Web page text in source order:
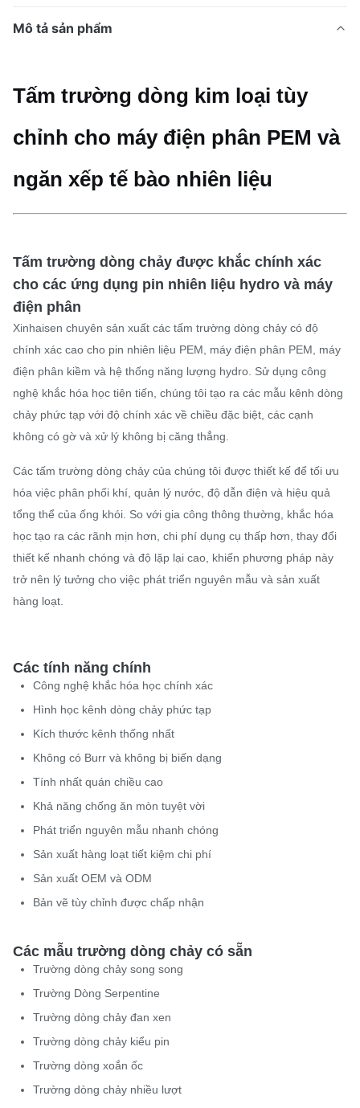
Mô tả sản phẩm
Tấm trường dòng kim loại tùy
chỉnh cho máy điện phân PEM và
ngăn xếp tế bào nhiên liệu
Tấm trường dòng chảy được khắc chính xác
cho các ứng dụng pin nhiên liệu hydro và máy
điện phân
Xinhaisen chuyên sản xuất các tấm trường dòng chảy có độ
chính xác cao cho pin nhiên liệu PEM, máy điện phân PEM, máy
điện phân kiềm và hệ thống năng lượng hydro. Sử dụng công
nghệ khắc hóa học tiên tiến, chúng tôi tạo ra các mẫu kênh dòng
chảy phức tạp với độ chính xác về chiều đặc biệt, các cạnh
không có gờ và xử lý không bị căng thẳng.
Các tấm trường dòng chảy của chúng tôi được thiết kế để tối ưu
hóa việc phân phối khí, quản lý nước, độ dẫn điện và hiệu quả
tổng thể của ống khói. So với gia công thông thường, khắc hóa
học tạo ra các rãnh mịn hơn, chi phí dụng cụ thấp hơn, thay đổi
thiết kế nhanh chóng và độ lặp lại cao, khiến phương pháp này
trở nên lý tưởng cho việc phát triển nguyên mẫu và sản xuất
hàng loạt.
Các tính năng chính
Công nghệ khắc hóa học chính xác
Hình học kênh dòng chảy phức tạp
Kích thước kênh thống nhất
Không có Burr và không bị biến dạng
Tính nhất quán chiều cao
Khả năng chống ăn mòn tuyệt vời
Phát triển nguyên mẫu nhanh chóng
Sản xuất hàng loạt tiết kiệm chi phí
Sản xuất OEM và ODM
Bản vẽ tùy chỉnh được chấp nhận
Các mẫu trường dòng chảy có sẵn
Trường dòng chảy song song
Trường Dòng Serpentine
Trường dòng chảy đan xen
Trường dòng chảy kiểu pin
Trường dòng xoắn ốc
Trường dòng chảy nhiều lượt